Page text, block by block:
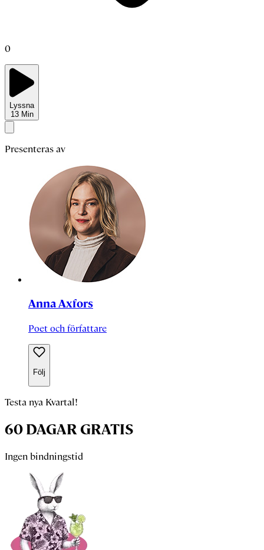
0
Lyssna
13 Min
Presenteras av
Anna Axfors
Poet och författare
Följ
Testa nya Kvartal!
60 DAGAR GRATIS
Ingen bindningstid